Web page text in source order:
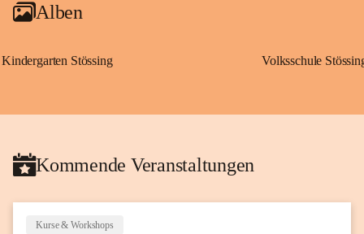
Alben
Kindergarten Stössing Volksschule
Kommende Veranstaltungen
Kurse & Workshops